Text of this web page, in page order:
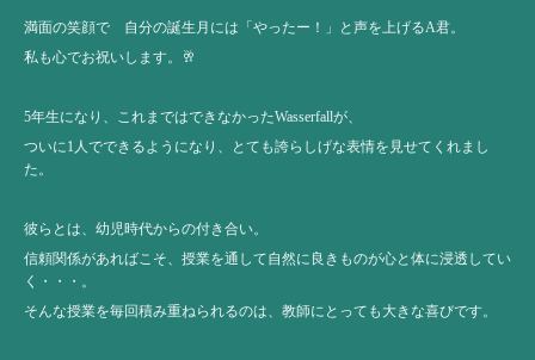
満面の笑顔で 自分の誕生月には「やったー！」と声を上げるA君。
私も心でお祝いします。🥂
5年生になり、これまではできなかったWasserfallが、
ついに1人でできるようになり、とても誇らしげな表情を見せてくれまし
た。
彼らとは、幼児時代からの付き合い。
信頼関係があればこそ、授業を通して自然に良きものが心と体に浸透してい
く・・・。
そんな授業を毎回積み重ねられるのは、教師にとっても大きな喜びです。